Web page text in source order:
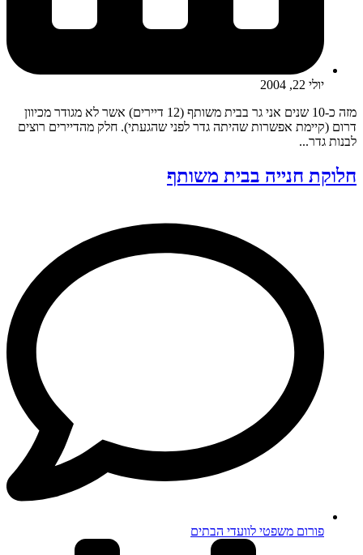
יולי 22, 2004
מזה כ-10 שנים אני גר בבית משותף (12 דיירים) אשר לא מגודר מכיוון
דרום (קיימת אפשרות שהיתה גדר לפני שהגעתי). חלק מהדיירים רוצים
לבנות גדר...
חלוקת חנייה בבית משותף
פורום משפטי לוועדי הבתים